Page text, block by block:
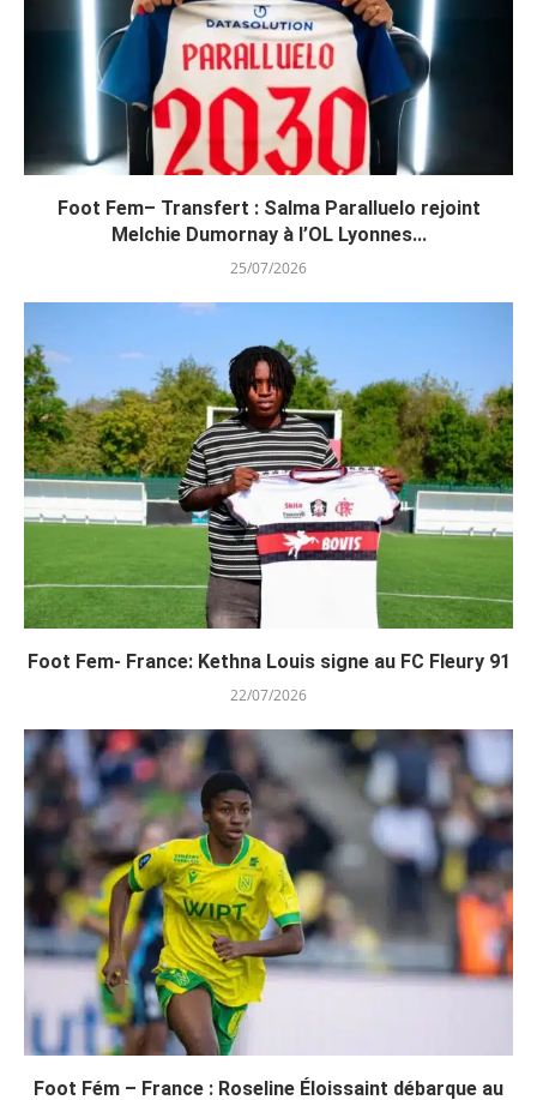
Foot Fem– Transfert : Salma Paralluelo rejoint
Melchie Dumornay à l’OL Lyonnes...
25/07/2026
Foot Fem- France: Kethna Louis signe au FC Fleury 91
22/07/2026
Foot Fém – France : Roseline Éloissaint débarque au